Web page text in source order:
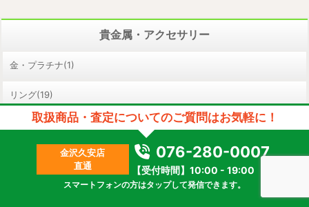
貴金属・アクセサリー
金・プラチナ(1)
リング(19)
ネックレス(19)
ピアス/イヤリング(0)
ブレスレット(6)
取扱商品・査定についてのご質問はお気軽に！
金沢久安店
直通
076-280-0007
【受付時間】10:00 - 19:00
スマートフォンの方はタップして発信できます。